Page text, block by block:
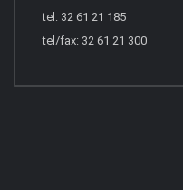
tel: 32 61 21 185
tel/fax: 32 61 21 300